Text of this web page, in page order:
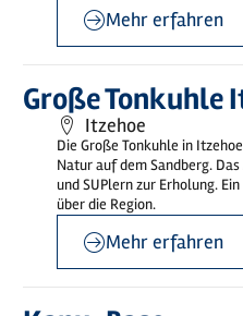
Mehr erfahren
Große Tonkuhle
Itzehoe
Die Große Tonkuhle in
Natur auf dem Sandberg.
und SUPlern zur Erholung.
über die Region.
Mehr
erfahren
Mehr erfahren
Mehr